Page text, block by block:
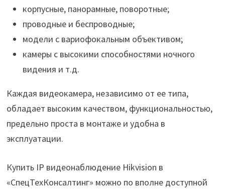
корпусные, панорамные, поворотные;
проводные и беспроводные;
модели с вариофокальным объективом;
камеры с высокими способностями ночного
видения и т.д.
Каждая видеокамера, независимо от ее типа,
обладает высоким качеством, функциональностью,
предельно проста в монтаже и удобна в
эксплуатации.
Купить IP видеонаблюдение Hikvision в
«СпецТехКонсалтинг» можно по вполне доступной